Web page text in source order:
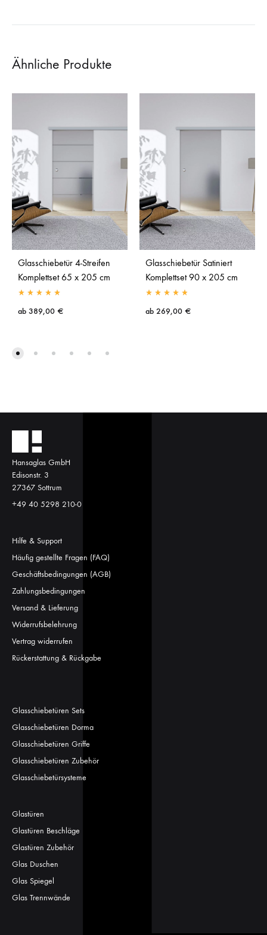
Ähnliche Produkte
Glasschiebetür 4-Streifen
Komplettset 65 x 205 cm
ab 389,00 €
Glasschiebetür Satiniert
Komplettset 90 x 205 cm
ab 269,00 €
Hansaglas GmbH
Edisonstr. 3
27367 Sottrum
+49 40 5298 210-0
Hilfe & Support
Häufig gestellte Fragen (FAQ)
Geschäftsbedingungen (AGB)
Zahlungsbedingungen
Versand & Lieferung
Widerrufsbelehrung
Vertrag widerrufen
Rückerstattung & Rückgabe
Glasschiebetüren Sets
Glasschiebetüren Dorma
Glasschiebetüren Griffe
Glasschiebetüren Zubehör
Glasschiebetürsysteme
Glastüren
Glastüren Beschläge
Glastüren Zubehör
Glas Duschen
Glas Spiegel
Glas Trennwände